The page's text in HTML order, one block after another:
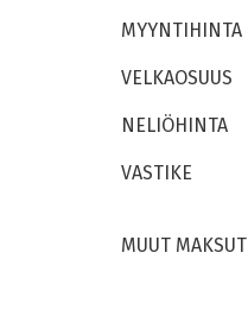
MYYNTIHINTA
VELKAOSUUS
NELIÖHINTA
VASTIKE
MUUT MAKSUT